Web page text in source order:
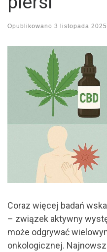
Opublikowano 3 listopada 2025
Coraz więcej badań
– związek aktywny
może odgrywać
onkologicznej.